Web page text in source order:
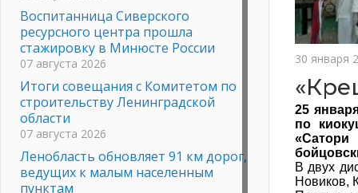
30 января
25
по
«Сатори
В двух
Новиков,
Воспитанница Сиверского
ресурсного центра прошла
стажировку в Минюсте России
07 августа 2026
Итоги совещания с Комитетом по
строительству Ленинградской
области
07 августа 2026
Ленобласть обновляет 91 км дорог,
ведущих к малым населенным
пунктам